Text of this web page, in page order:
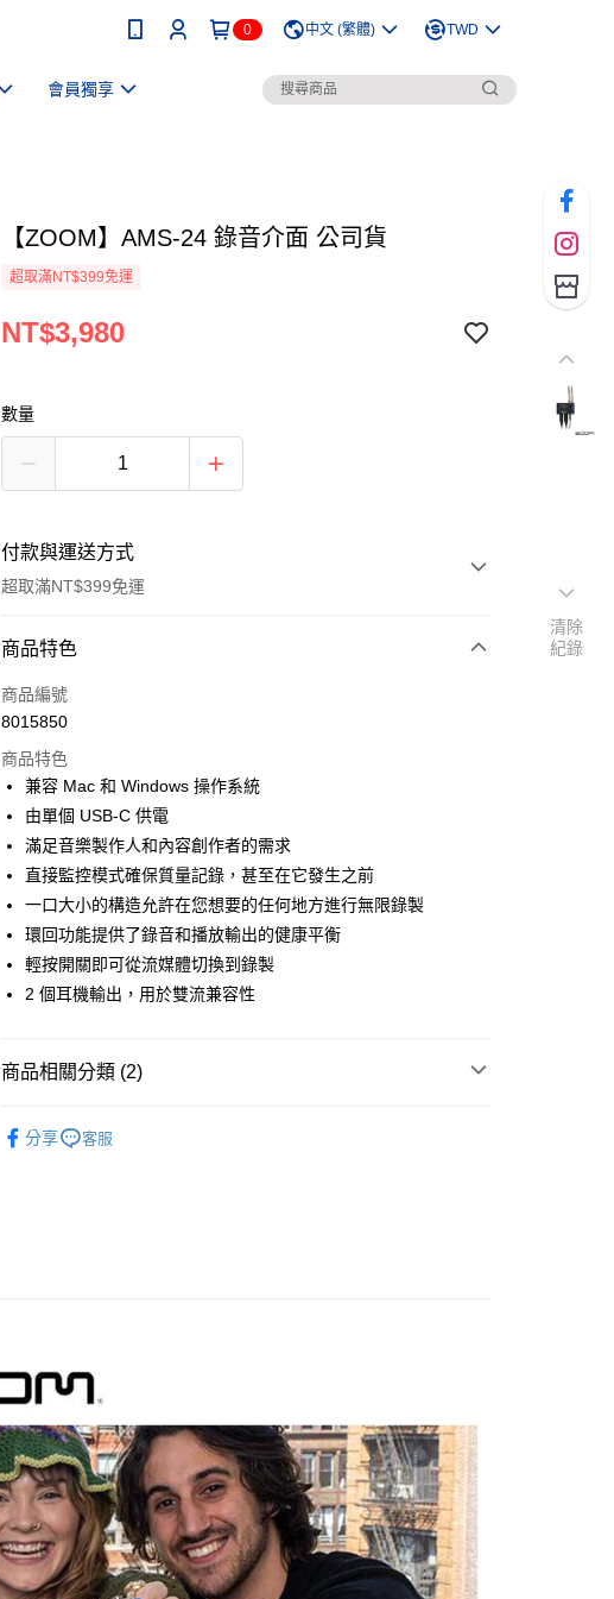
0 中文 (繁體) TWD
會員獨享
【ZOOM】AMS-24 錄音介面 公司貨
超取滿NT$399免運
NT$3,980
數量
付款與運送方式
超取滿NT$399免運
付款方式
信用卡一次付款
3 期 0 利率 每期 NT$1,326
合作金庫商業銀行
華南商業銀行
彰化商業銀行
國泰世華商業銀行
兆豐國際商業銀行
臺灣中小企業銀行
台中商業銀行
匯豐（台灣）商業銀行
華泰商業銀行
聯邦商業銀行
遠東國際商業銀行
元大商業銀行
台灣樂天信用卡公司
6 期 0 利率 每期NT$663
合作金庫商業銀行
第一商業銀行
華南商業銀行
彰化商業銀行
上海商業儲蓄銀行
台北富邦商業銀行
臺灣中小企業銀行
台中商業銀行
匯豐（台灣）商業銀行
華泰商業銀行
聯邦商業銀行
台新國際商業銀行
12 期 0 利率 每期NT$331
合作金庫商業銀行
第一商業銀行
華南商業銀行
彰化商業銀行
上海商業儲蓄銀行
台北富邦商業銀行
國泰世華商業銀行
兆豐國際商業銀行
匯豐（台灣）商業銀行
玉山商業銀行
台灣樂天信用卡公司
超商取貨付款
LINE Pay
Apple Pay
悠遊付
全支付
２．便利：只要手機號碼，簡訊認證，即可結帳。
３．安心：先確認商品／服務後，再付款。
【「AFTEE先享後付」結帳流程】
１．於結帳方式選擇「AFTEE先享後付」後，將跳轉至「AFTEE先享後
付」結帳頁面，進行簡訊認證並確認金額後，即可完成結帳。
２．訂單成立數日內，您將收到繳費通知簡訊。
３．收到繳費通知簡訊後14天內，點擊此簡訊中的連結，可透過四大超商
／ATM／網路銀行／等多元方式進行付款，方視為交易完成。
※ 請注意：結帳手續完成當下不需立刻繳費，但若您需要取消訂單，請聯
絡購買商品的店家。未經商家同意取消之訂單仍視為有效，需透過AFTEE
運送方式
全家取貨付款
每筆NT$60，滿NT$399(含以上)免運費
萊爾富取貨付款
每筆NT$60，滿NT$399(含以上)免運費
7-11取貨付款
商品特色
商品編號
8015850
商品特色
兼容 Mac 和 Windows 操作系統
由單個 USB-C 供電
滿足音樂製作人和內容創作者的需求
直接監控模式確保質量記錄，甚至在它發生之前
一口大小的構造允許在您想要的任何地方進行無限錄製
環回功能提供了錄音和播放輸出的健康平衡
輕按開關即可從流媒體切換到錄製
2 個耳機輸出，用於雙流兼容性
商品相關分類 (2)
分享 客服
清除
紀錄